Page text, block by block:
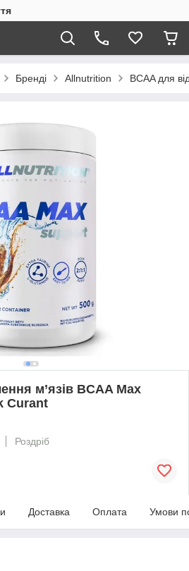
Бренді Allnutrition BCAA для
м’язів BCAA Max
Curant
Роздріб
Доставка Оплата Умови